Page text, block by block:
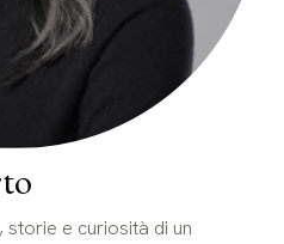
storie e curiosità di un